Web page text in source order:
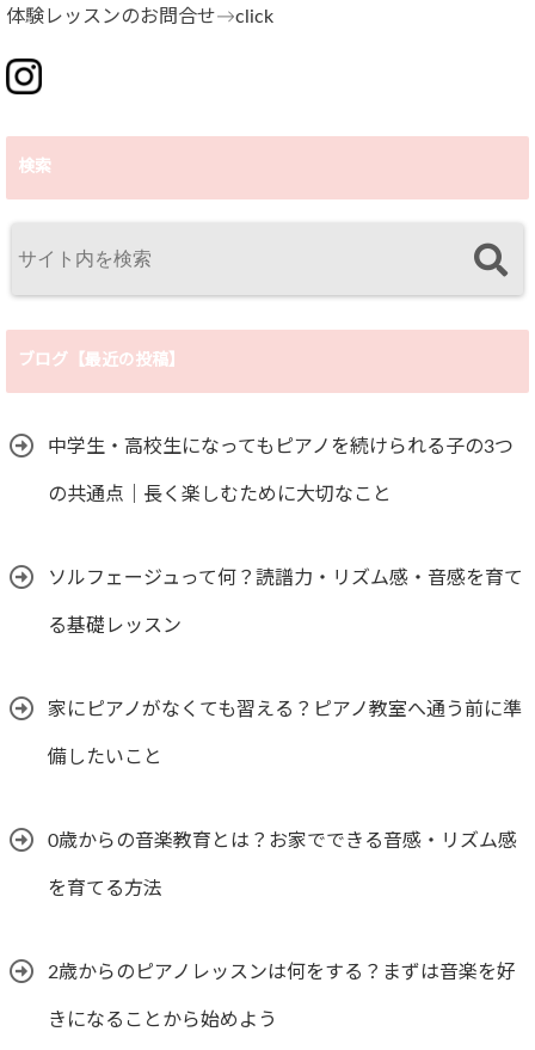
体験レッスンのお問合せ→click
検索
ブログ【最近の投稿】
中学生・高校生になってもピアノを続けられる子の3つ
の共通点｜長く楽しむために大切なこと
ソルフェージュって何？読譜力・リズム感・音感を育て
る基礎レッスン
家にピアノがなくても習える？ピアノ教室へ通う前に準
備したいこと
0歳からの音楽教育とは？お家でできる音感・リズム感
を育てる方法
2歳からのピアノレッスンは何をする？まずは音楽を好
きになることから始めよう